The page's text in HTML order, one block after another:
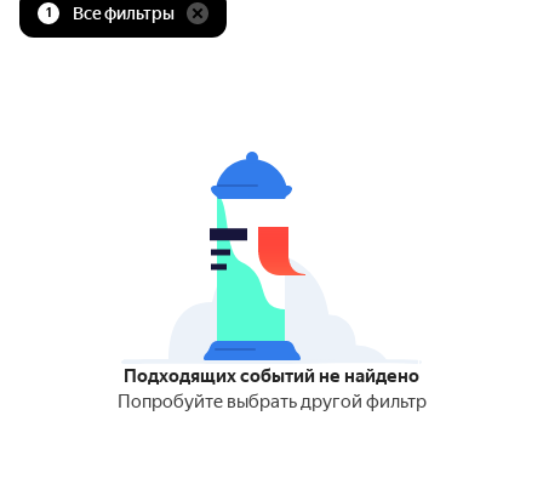
1 Все фильтры
Подходящих событий не найдено
Попробуйте выбрать другой фильтр